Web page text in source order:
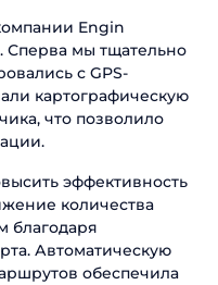
Engin
Сперва мы тщательно
с GPS-
картографическую
что позволило
эффективность
количества
благодаря
Автоматическую
обеспечила